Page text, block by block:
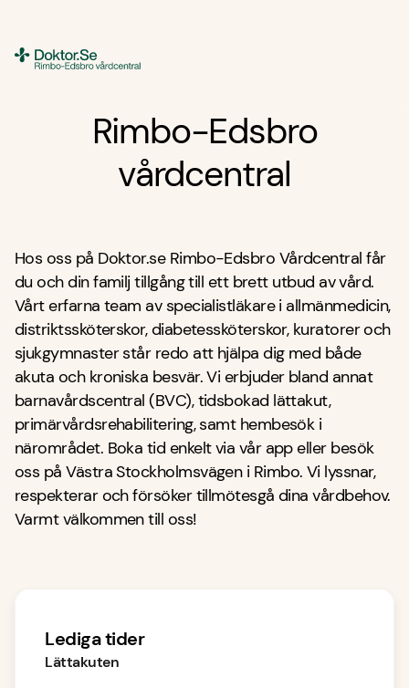
Rimbo-Edsbro
vårdcentral
Hos oss på Doktor.se Rimbo-Edsbro Vårdcentral får
du och din familj tillgång till ett brett utbud av vård.
Vårt erfarna team av specialistläkare i allmänmedicin,
distriktssköterskor, diabetessköterskor, kuratorer och
sjukgymnaster står redo att hjälpa dig med både
akuta och kroniska besvär. Vi erbjuder bland annat
barnavårdscentral (BVC), tidsbokad lättakut,
primärvårdsrehabilitering, samt hembesök i
närområdet. Boka tid enkelt via vår app eller besök
oss på Västra Stockholmsvägen i Rimbo. Vi lyssnar,
respekterar och försöker tillmötesgå dina vårdbehov.
Varmt välkommen till oss!
Lediga tider
Lättakuten